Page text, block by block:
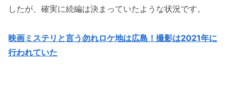
したが、確実に続編は決まっていたような状況です。
映画ミステリと言う勿れロケ地は広島！撮影は2021年に
行われていた